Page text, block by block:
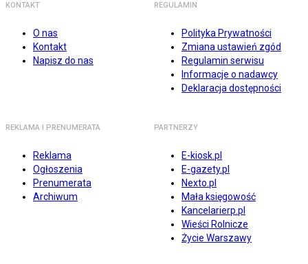
KONTAKT
O nas
Kontakt
Napisz do nas
REGULAMIN
Polityka Prywatności
Zmiana ustawień zgód
Regulamin serwisu
Informacje o nadawcy
Deklaracja dostępności
REKLAMA I PRENUMERATA
Reklama
Ogłoszenia
Prenumerata
Archiwum
PARTNERZY
E-kiosk.pl
E-gazety.pl
Nexto.pl
Mała księgowość
Kancelarierp.pl
Wieści Rolnicze
Życie Warszawy